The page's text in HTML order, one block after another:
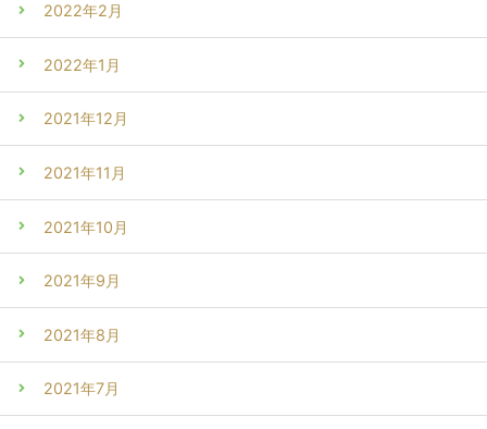
2022年2月
2022年1月
2021年12月
2021年11月
2021年10月
2021年9月
2021年8月
2021年7月